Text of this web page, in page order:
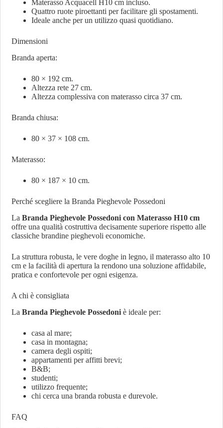
Materasso Acquacell H10 cm incluso.
Quattro ruote piroettanti per facilitare gli spostamenti.
Ideale anche per un utilizzo quasi quotidiano.
Dimensioni
Branda aperta:
80 × 192 cm.
Altezza rete 27 cm.
Altezza complessiva con materasso circa 37 cm.
Branda chiusa:
80 × 37 × 108 cm.
Materasso:
80 × 187 × 10 cm.
Perché scegliere la Branda Pieghevole Possedoni
LaBranda Pieghevole Possedoni con Materasso H10 cm
offre una qualità costruttiva decisamente superiore rispetto alle
classiche brandine pieghevoli economiche.
La struttura robusta, le vere doghe in legno, il materasso alto 10
cm e la facilità di apertura la rendono una soluzione affidabile,
pratica e confortevole per ogni esigenza.
A chi è consigliata
LaBranda Pieghevole Possedoni è ideale per:
casa al mare;
casa in montagna;
camera degli ospiti;
appartamenti per affitti brevi;
B&B;
studenti;
utilizzo frequente;
chi cerca una branda robusta e durevole.
FAQ